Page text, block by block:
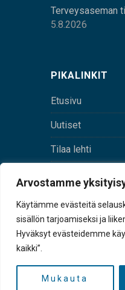
Arvostamme
Käytämme evästeitä
sisällön tarjoamiseksi ja
Hyväksyt evästeidemme
kaikki”.
Mukauta
Terveysaseman
5.8.2026
PIKALINKIT
Etusivu
Uutiset
Tilaa lehti
tunnus 0167229-8